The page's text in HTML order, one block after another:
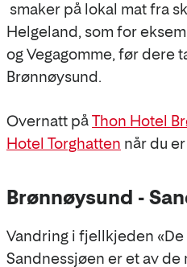
smaker på lokal mat fra
Helgeland, som for
og Vegagomme, før dere
Brønnøysund.
Overnatt påThon Hotel
Hotel Torghatten når du
Brønnøysund -
Vandring i fjellkjeden «De
Sandnessjøen er et av